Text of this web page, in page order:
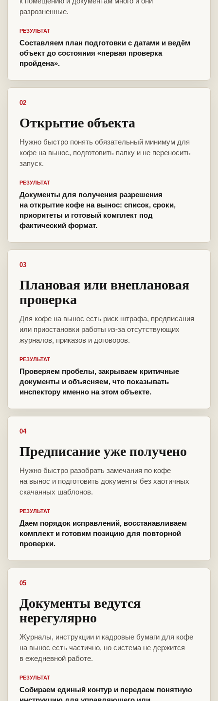
разрозненные.
РЕЗУЛЬТАТ
Составляем план подготовки с датами и ведём
объект до состояния «первая проверка
пройдена».
02
Открытие объекта
Нужно быстро понять обязательный минимум для
кофе на вынос, подготовить папку и не переносить
запуск.
РЕЗУЛЬТАТ
Документы для получения разрешения
на открытие кофе на вынос: список, сроки,
приоритеты и готовый комплект под
фактический формат.
03
Плановая или внеплановая
проверка
Для кофе на вынос есть риск штрафа, предписания
или приостановки работы из-за отсутствующих
журналов, приказов и договоров.
РЕЗУЛЬТАТ
Проверяем пробелы, закрываем критичные
документы и объясняем, что показывать
инспектору именно на этом объекте.
04
Предписание уже получено
Нужно быстро разобрать замечания по кофе
на вынос и подготовить документы без хаотичных
скачанных шаблонов.
РЕЗУЛЬТАТ
Даем порядок исправлений, восстанавливаем
комплект и готовим позицию для повторной
проверки.
05
Документы ведутся
нерегулярно
Журналы, инструкции и кадровые бумаги для кофе
на вынос есть частично, но система не держится
в ежедневной работе.
РЕЗУЛЬТАТ
Собираем единый контур и передаем понятную